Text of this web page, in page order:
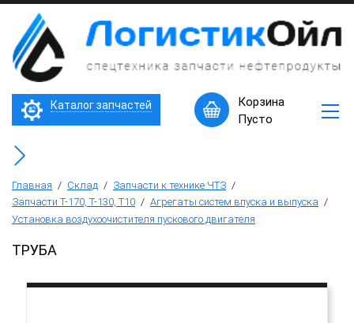
Бульдозер Б11
Бульдозер Б14
Трубоукладчики ТР12 /ТР20
×
Каталог запчастей
Корзина
Пусто
Главная / Склад / Запчасти к технике ЧТЗ /
Запчасти Т-170, Т-130, Т10 / Агрегаты систем впуска и выпуска /
Установка воздухоочистителя пускового двигателя
ТРУБА
Запчасти
технике
ЧТЗ
Машины
Горячее
предложение